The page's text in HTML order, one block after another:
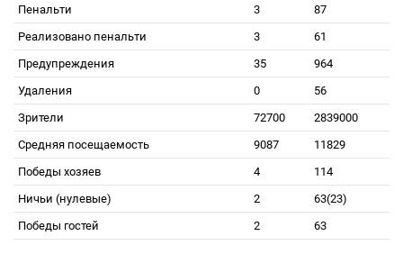
Пенальти
3
87
Реализовано пенальти
3
61
Предупреждения
35
964
Удаления
0
56
Зрители
72700
2839000
Средняя посещаемость
9087
11829
Победы хозяев
4
114
Ничьи (нулевые)
2
63(23)
Победы гостей
2 63